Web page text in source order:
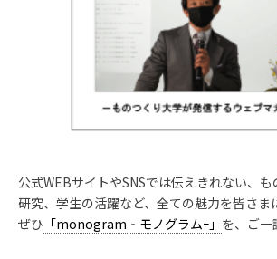
公式WEBサイトやSNSでは伝えきれない、
研究、学生の活躍など、全ての魅力を皆さま
ぜひ 「monogram‐モノグラムｰ」 を、ご一